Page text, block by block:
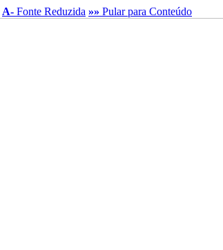
A- Fonte Reduzida »» Pular para Conteúdo